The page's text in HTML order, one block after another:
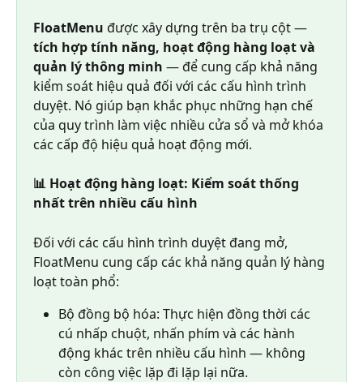
FloatMenu được xây dựng trên ba trụ cột —
tích hợp tính năng, hoạt động hàng loạt và
quản lý thông minh — để cung cấp khả năng
kiểm soát hiệu quả đối với các cấu hình trình
duyệt. Nó giúp bạn khắc phục những hạn chế
của quy trình làm việc nhiều cửa sổ và mở khóa
các cấp độ hiệu quả hoạt động mới.
📊 Hoạt động hàng loạt: Kiểm soát thống
nhất trên nhiều cấu hình
Đối với các cấu hình trình duyệt đang mở,
FloatMenu cung cấp các khả năng quản lý hàng
loạt toàn phổ:
Bộ đồng bộ hóa: Thực hiện đồng thời các
cú nhấp chuột, nhấn phím và các hành
động khác trên nhiều cấu hình — không
còn công việc lặp đi lặp lại nữa.